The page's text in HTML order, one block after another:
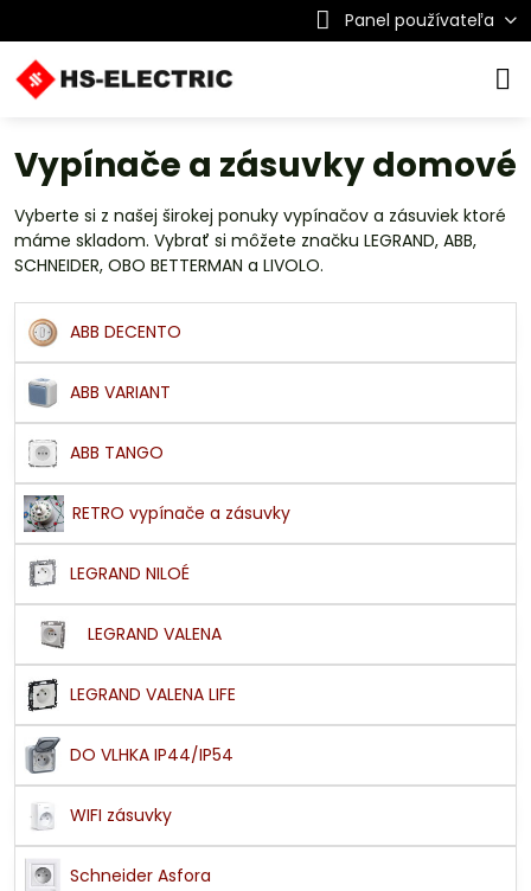
Panel používateľa
Vypínače a zásuvky domové
Vyberte si z našej širokej ponuky vypínačov a zásuviek ktoré
máme skladom. Vybrať si môžete značku LEGRAND, ABB,
SCHNEIDER, OBO BETTERMAN a LIVOLO.
ABB DECENTO
ABB VARIANT
ABB TANGO
RETRO vypínače a zásuvky
LEGRAND NILOÉ
LEGRAND VALENA
LEGRAND VALENA LIFE
DO VLHKA IP44/IP54
WIFI zásuvky
Schneider Asfora